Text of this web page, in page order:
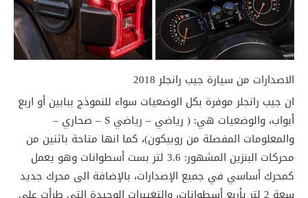
الاصدارات من سيارة جيب رانجلر 2018
ان جيب رانجلر موفرة بكل الوضعيات سواء للنموذج ببابين أو اربع
أبواب، والوضعيات هي: ( رياضي – رياضي S – صحاري –
والمعلومات المفصلة من روبيكون)، كما انها متاحة باثنين من
محركات البنزين المشهور: 3.6 لتر بست أسطوانات وهو يعمل
كمحرك أساسي في جميع الإصدارات، بالإضافة الى محرك جديد